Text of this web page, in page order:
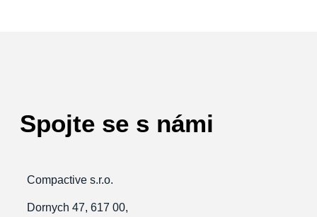
Spojte se s námi
Compactive s.r.o.
Dornych 47, 617 00,